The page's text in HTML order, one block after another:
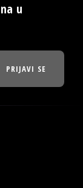
u
PRIJAVI SE